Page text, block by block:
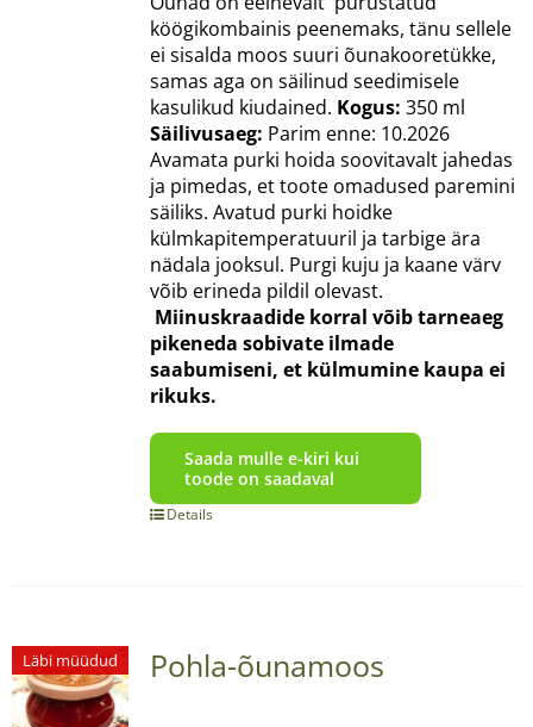
köögikombainis peenemaks, tänu sellele
ei sisalda moos suuri õunakooretükke,
samas aga on säilinud seedimisele
kasulikud kiudained. Kogus: 350 ml
Säilivusaeg: Parim enne: 10.2026
Avamata purki hoida soovitavalt jahedas
ja pimedas, et toote omadused paremini
säiliks. Avatud purki hoidke
külmkapitemperatuuril ja tarbige ära
nädala jooksul. Purgi kuju ja kaane värv
võib erineda pildil olevast.
Miinuskraadide korral võib tarneaeg
pikeneda sobivate ilmade
saabumiseni, et külmumine kaupa ei
rikuks.
Saada mulle e-kiri kui
toode on saadaval
Details
Läbi müüdud Pohla-õunamoos